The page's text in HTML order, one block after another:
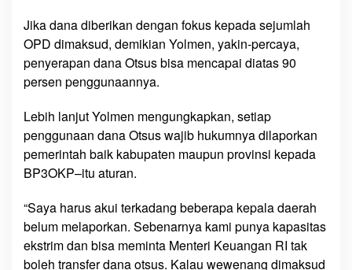
u
Jika dana diberikan dengan fokus kepada sejumlah
OPD dimaksud, demikian Yolmen, yakin-percaya,
penyerapan dana Otsus bisa mencapai diatas 90
persen penggunaannya.
Lebih lanjut Yolmen mengungkapkan, setiap
penggunaan dana Otsus wajib hukumnya dilaporkan
pemerintah baik kabupaten maupun provinsi kepada
BP3OKP–itu aturan.
“Saya harus akui terkadang beberapa kepala daerah
belum melaporkan. Sebenarnya kami punya kapasitas
ekstrim dan bisa meminta Menteri Keuangan RI tak
boleh transfer dana otsus. Kalau wewenang dimaksud